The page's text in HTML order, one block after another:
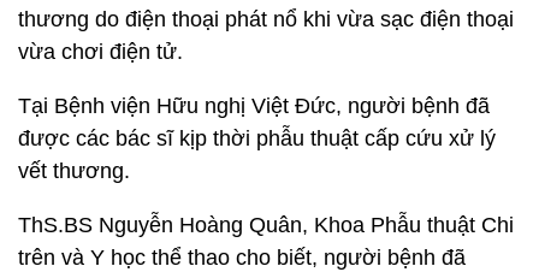
thương do điện thoại phát nổ khi vừa sạc điện thoại
vừa chơi điện tử.
Tại Bệnh viện Hữu nghị Việt Đức, người bệnh đã
được các bác sĩ kịp thời phẫu thuật cấp cứu xử lý
vết thương.
ThS.BS Nguyễn Hoàng Quân, Khoa Phẫu thuật Chi
trên và Y học thể thao cho biết, người bệnh đã